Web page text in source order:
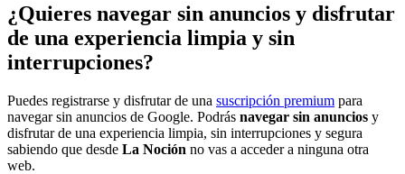
¿Quieres navegar sin anuncios y disfrutar
de una experiencia limpia y sin
interrupciones?
Puedes registrarse y disfrutar de una suscripción premium para
navegar sin anuncios de Google. Podrás navegar sin anuncios y
disfrutar de una experiencia limpia, sin interrupciones y segura
sabiendo que desde La Noción no vas a acceder a ninguna otra
web.